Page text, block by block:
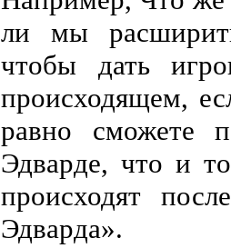
ли мы
чтобы дать
происходящем,
равно сможете
Эдварде, что и
происходят
Эдварда».